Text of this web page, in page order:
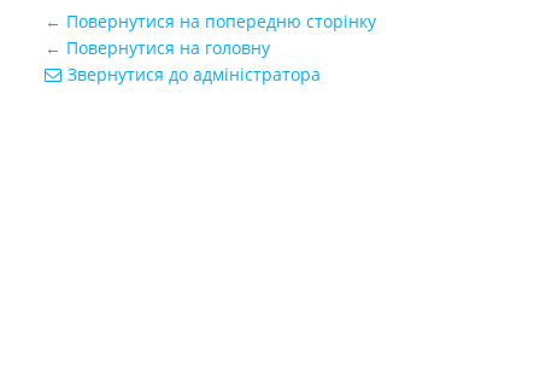
← Повернутися на попередню сторінку
← Повернутися на головну
Звернутися до адміністратора